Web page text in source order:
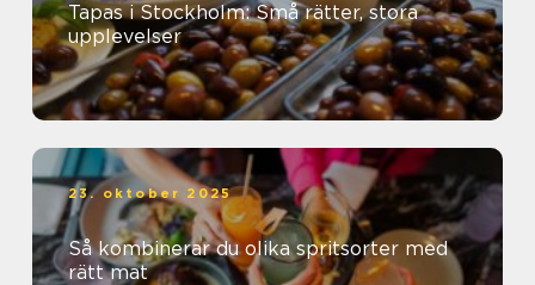
Tapas i Stockholm: Små rätter, stora
upplevelser
23. oktober 2025
Så kombinerar du olika spritsorter med
rätt mat